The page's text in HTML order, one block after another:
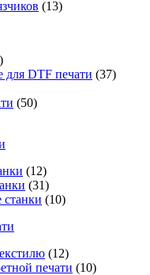
(13)
для DTF печати (37)
(50)
(12)
(31)
(10)
(12)
печати (10)